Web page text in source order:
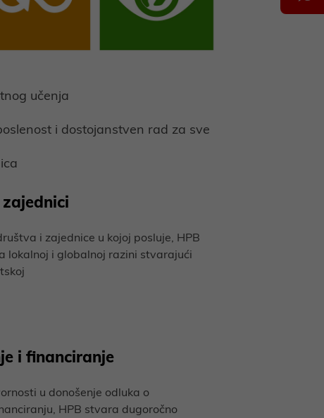
učenja
i dostojanstven rad za sve
i zajednice u kojoj posluje, HPB
lokalnoj i globalnoj razini stvarajući
i financiranje
u donošenje odluka o
HPB stvara dugoročno